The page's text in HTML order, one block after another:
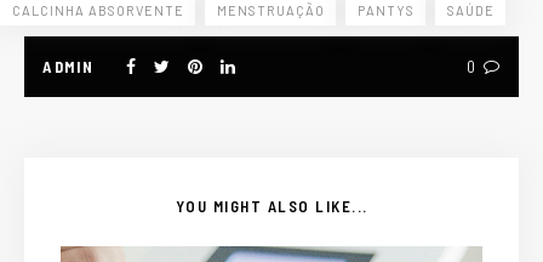
CALCINHA ABSORVENTE MENSTRUAÇÃO PANTYS SAÚDE
ADMIN 0
YOU MIGHT ALSO LIKE...